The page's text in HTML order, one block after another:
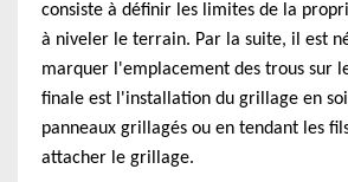
consiste à définir les limites de la
à niveler le terrain. Par la suite, il est
marquer l'emplacement des trous sur
finale est l'installation du grillage en
panneaux grillagés ou en tendant les
attacher le grillage.